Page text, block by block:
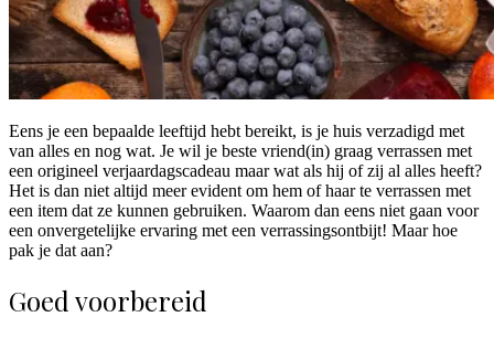
Eens je een bepaalde leeftijd hebt bereikt, is je huis verzadigd met
van alles en nog wat. Je wil je beste vriend(in) graag verrassen met
een origineel verjaardagscadeau maar wat als hij of zij al alles heeft?
Het is dan niet altijd meer evident om hem of haar te verrassen met
een item dat ze kunnen gebruiken. Waarom dan eens niet gaan voor
een onvergetelijke ervaring met een verrassingsontbijt! Maar hoe
pak je dat aan?
Goed voorbereid